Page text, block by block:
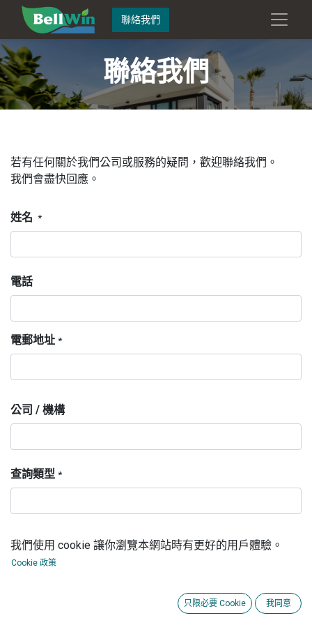
聯絡我們
聯絡我們
若有任何關於我們公司或服務的疑問，歡迎聯絡我們。
我們會盡快回應。
姓名 *
電話
電郵地址 *
公司 / 機構
查詢類型 *
我們使用 cookie 讓你瀏覽本網站時有更好的用戶體驗。
Cookie 政策
只限必要 Cookie 我同意